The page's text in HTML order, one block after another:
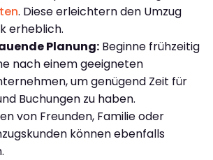
. Diese erleichtern den Umzug
erheblich.
Planung: Beginne frühzeitig
nach einem geeigneten
um genügend Zeit für
Buchungen zu haben.
von Freunden, Familie oder
können ebenfalls